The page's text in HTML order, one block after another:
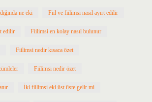
ne eki Fiil ve fiilimsi nasıl ayırt edilir
edilir Fiilimsi en kolay nasıl bulunur
Fiilimsi nedir kısaca özet
Fiilimsi nedir özet
İki fiilimsi eki üst üste gelir mi